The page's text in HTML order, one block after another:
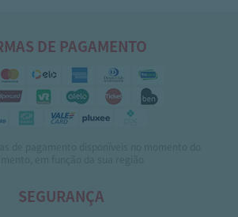
DE PAGAMENTO
SEGURANÇA